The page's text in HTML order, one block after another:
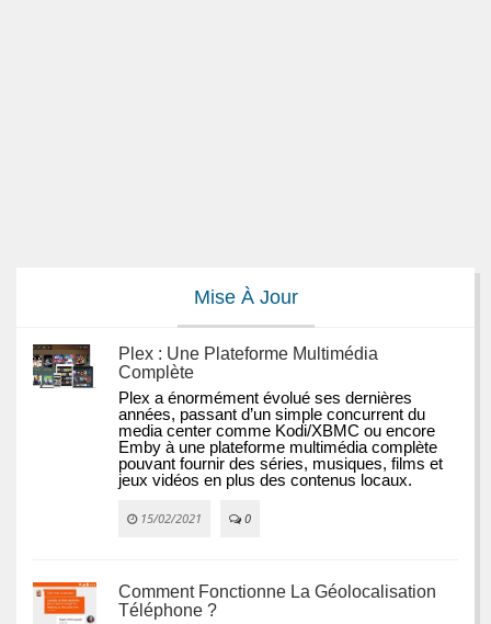
Mise À Jour
Plex : Une Plateforme Multimédia
Complète
Plex a énormément évolué ses dernières
années, passant d’un simple concurrent du
media center comme Kodi/XBMC ou encore
Emby à une plateforme multimédia complète
pouvant fournir des séries, musiques, films et
jeux vidéos en plus des contenus locaux.
15/02/2021 0
Comment Fonctionne La Géolocalisation
Téléphone ?